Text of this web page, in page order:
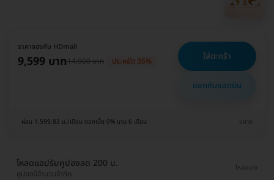
ราคาจองกับ HDmall
9,599 บาท14,900 บาท ประหยัด 36% ใส่ตะกร้า
แชทกับแอดมิน
ผ่อน 1,599.83 บ./เดือน ดอกเบี้ย 0% นาน 6 เดือน ขยาย
โหลดแอปรับคูปองลด 200 บ.
คูปองมีจำนวนจำกัด
โหลดเลย